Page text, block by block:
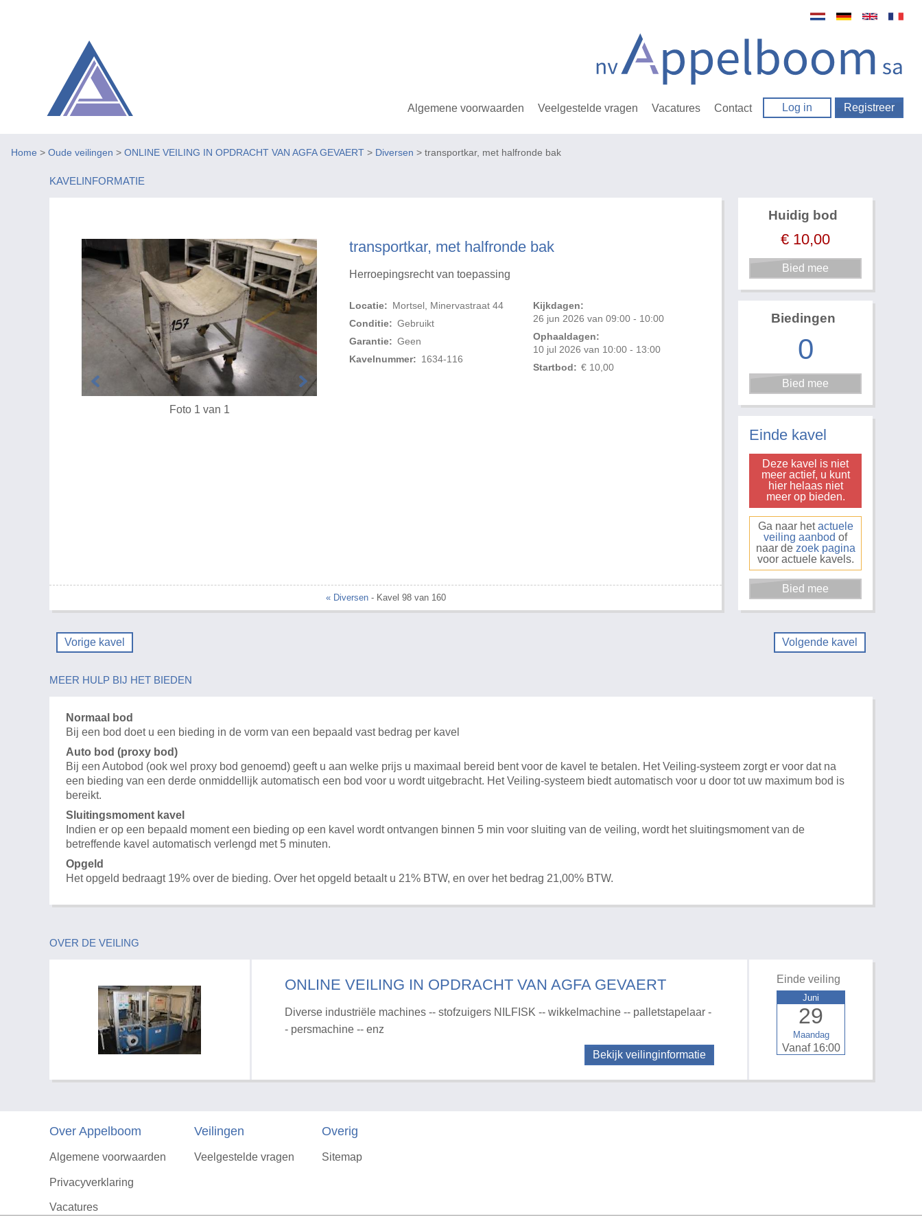
Algemene voorwaarden Veelgestelde vragen Vacatures Contact Log in Registreer
Home > Oude veilingen > ONLINE VEILING IN OPDRACHT VAN AGFA GEVAERT > Diversen > transportkar, met halfronde bak
KAVELINFORMATIE
transportkar, met halfronde bak
Herroepingsrecht van toepassing
Locatie: Mortsel, Minervastraat 44
Conditie: Gebruikt
Garantie: Geen
Kavelnummer: 1634-116
Kijkdagen:
26 jun 2026 van 09:00 - 10:00
Ophaaldagen:
10 jul 2026 van 10:00 - 13:00
Startbod: € 10,00
Foto 1 van 1
« Diversen- Kavel 98 van 160
Huidig bod
€ 10,00
Biedingen
0
Einde kavel
Deze kavel is niet
meer actief, u kunt
hier helaas niet
meer op bieden.
Ga naar hetactuele
veiling aanbod of
naar de zoek pagina
voor actuele kavels.
Vorige kavel Volgende kavel
MEER HULP BIJ HET BIEDEN
Normaal bod
Bij een bod doet u een bieding in de vorm van een bepaald vast bedrag per kavel
Auto bod (proxy bod)
Bij een Autobod (ook wel proxy bod genoemd) geeft u aan welke prijs u maximaal bereid bent voor de kavel te betalen. Het Veiling-systeem zorgt er voor dat na
een bieding van een derde onmiddellijk automatisch een bod voor u wordt uitgebracht. Het Veiling-systeem biedt automatisch voor u door tot uw maximum bod is
bereikt.
Sluitingsmoment kavel
Indien er op een bepaald moment een bieding op een kavel wordt ontvangen binnen 5 min voor sluiting van de veiling, wordt het sluitingsmoment van de
betreffende kavel automatisch verlengd met 5 minuten.
Opgeld
Het opgeld bedraagt 19% over de bieding. Over het opgeld betaalt u 21% BTW, en over het bedrag 21,00% BTW.
OVER DE VEILING
ONLINE VEILING IN OPDRACHT VAN AGFA GEVAERT
Diverse industriële machines -- stofzuigers NILFISK -- wikkelmachine -- palletstapelaar -
- persmachine -- enz
Bekijk veilinginformatie
Einde veiling
Maandag
29
Juni
Vanaf 16:00
Over Appelboom
Algemene voorwaarden
Privacyverklaring
Vacatures
Veilingen
Veelgestelde vragen
Overig
Sitemap